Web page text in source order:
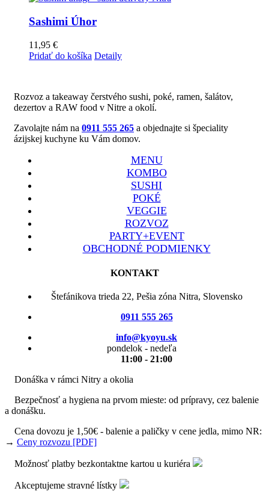
Sashimi Úhor
11,95 €
Pridať do košíka Detaily
Rozvoz a takeaway čerstvého sushi, poké, ramen, šalátov,
dezertov a RAW food v Nitre a okolí.
Zavolajte nám na 0911 555 265 a objednajte si špeciality
ázijskej kuchyne ku Vám domov.
MENU
KOMBO
SUSHI
POKÉ
VEGGIE
ROZVOZ
PARTY+EVENT
OBCHODNÉ PODMIENKY
KONTAKT
Štefánikova trieda 22, Pešia zóna Nitra, Slovensko
0911 555 265
info@kyoyu.sk
pondelok - nedeľa
11:00 - 21:00
Donáška v rámci Nitry a okolia
Bezpečnosť a hygiena na prvom mieste: od prípravy, cez balenie
a donášku.
Cena dovozu je 1,50€ - balenie a paličky v cene jedla, mimo NR:
→ Ceny rozvozu [PDF]
Možnosť platby bezkontaktne kartou u kuriéra
Akceptujeme stravné lístky